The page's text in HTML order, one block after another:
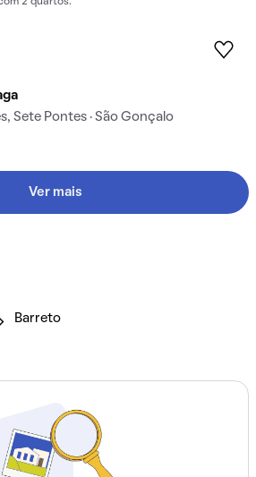
2 quartos.
Sete Pontes · São Gonçalo
Ver mais
Barreto